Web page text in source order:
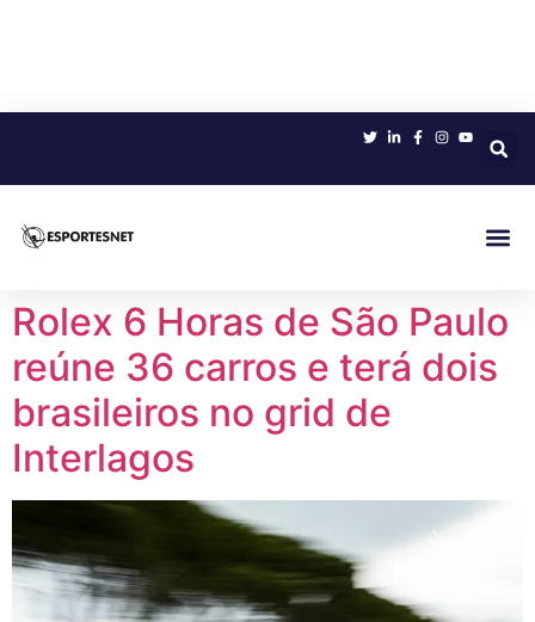
Rolex 6 Horas de São Paulo
reúne 36 carros e terá dois
brasileiros no grid de
Interlagos